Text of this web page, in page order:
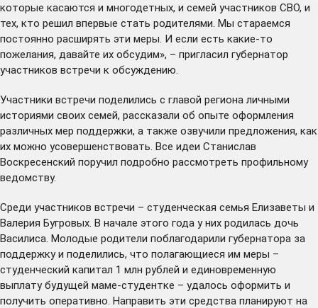
которые касаются и многодетных, и семей участников СВО, и
тех, кто решил впервые стать родителями. Мы стараемся
постоянно расширять эти меры. И если есть какие-то
пожелания, давайте их обсудим», – пригласил губернатор
участников встречи к обсуждению.
Участники встречи поделились с главой региона личными
историями своих семей, рассказали об опыте оформления
различных мер поддержки, а также озвучили предложения, как
их можно усовершенствовать. Все идеи Станислав
Воскресенский поручил подробно рассмотреть профильному
ведомству.
Среди участников встречи – студенческая семья Елизаветы и
Валерия Бугровых. В начале этого года у них родилась дочь
Василиса. Молодые родители поблагодарили губернатора за
поддержку и поделились, что полагающиеся им меры –
студенческий капитал 1 млн рублей и единовременную
выплату будущей маме-студентке – удалось оформить и
получить оперативно. Направить эти средства планируют на